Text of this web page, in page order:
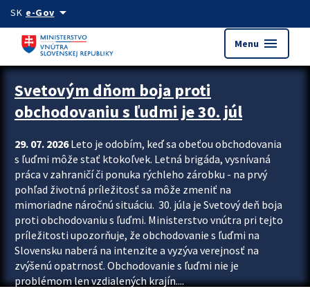
Preskocit na hlavný obsah
SK e-Govarrow_drop_down
Menu menu
Zastavit automatický posun upútavok
Svetovým dňom boja proti
obchodovaniu s ľudmi je 30. júl
29. 07. 2026Leto je odobím, keď sa obeťou obchodovania
s ľuďmi môže stať ktokoľvek. Letná brigáda, vysnívaná
práca v zahraničí či ponuka rýchleho zárobku - na prvý
pohľad životná príležitosť sa môže zmeniť na
mimoriadne náročnú situáciu. 30. júla je Svetový deň boja
proti obchodovaniu s ľuďmi. Ministerstvo vnútra pri tejto
príležitosti upozorňuje, že obchodovanie s ľuďmi na
Slovensku naberá na intenzite a vyzýva verejnosť na
zvýšenú opatrnosť. Obchodovanie s ľuďmi nie je
problémom len vzdialených krajín....